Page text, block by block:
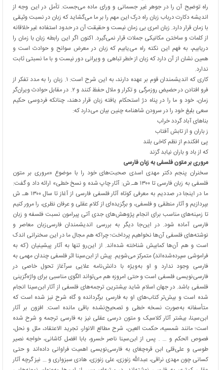
راه توضیح آن را در جوهر غیر جسمانی و ورای ماده می‌جست. تأمل در این وجه از
اندیشه دکارت درباب زبان راه درک این مهم را بر ما می‌گشاید که زبان در نسبت وثیقی
با زمان قرار دارد. زبان امری بی زمان نیست و حقیقت آن در حدود استفاده غیر خلاقانه
از کلمات و ساختن مکانیکی جملات قرار نمی‌گیرد. اکنون اگر این رابطه زبان با زمان را
دریابیم، به فهم این نکته راه می‌یابیم که زبان در معرض سوانح و حوادث است و
همین نشان از آن دارد که زبان از خطر تباهی و ویرانی دور نیست و با ما نسبتی ثابت
ندارد.
کاری که اندیشمندان قوم بر عهده دارند، به این شرح است: ۱. زبان را به مدد تفکر از
فرو افتادن در حضیض روزمرگی و تکرار و ملال حفظ کنند و ۲. در مقابل حوادث ویران‌گر
زمان، خود و ما را در پناه دژ استحکام یافته زبان قرار دهند، چنانکه فردوسی حکیم
سعی بلیغ خود را در سرودن شاهنامه چنین بیان می‌دارد که:
بناهای آباد گردد خراب
ز باران و از تابش آفتاب
پی افکندم از نظم کاخی بلند
که از باد و باران نیابد گزند
مروری بر متون فلسفی به زبان فارسی
سخنران پنجم دکتر مهدی اسدی صحبت‌های خود را با موضوع «مروری بر متون
فلسفی به زبان فارسی تا ۱۳۰۰ هـ.ش: آثار چاپ شده و نسخ خطی» ارائه داد و گفت:
ما در اینجا در صددیم به معرفی کوتاه آثار فلسفی فارسی از آغاز تا سال ۱۳۰۰ هـ ش
بپردازیم و آثار منطقی و فلسفی، و برگزیده‌ای از کلام عقلی و عرفان نظری، را مرور کنیم
تا زمینه‌های مناسب برای انجام پژوهش‌های جدی آتی پیرامون نسبت فلسفه و زبان
فارسی آماده شود. در این‌جا دیگر به بررسی اندیشمندان فارسی‌زبان معاصر و
نوشته‌های فلسفی آن‌ها نخواهیم پرداخت؛ چراکه هم مجال ما در این سخنرانی اندک
است و هم آن‌ها کمابیش شناخته شده‌اند. از این‌رو تنها به آثار پیشینیان (که به
فراموشی سپرده‌شده‌اند) متمرکز می‌شویم. پیش از ابن‌سینا اثر فلسفی چندان مهمی به
فارسی وجود ندارد و او به‌ویژه با دانش‌نامه علایی سرآغاز تحول خاصی در
فارسی‌نویسی فلسفی است و حتی امروزه هم می‌تواند الگوی مناسبی برای واژه‌گزینی
فلسفی باشد. در جهان اسلام شاید بیشترین ترجمه‌های فلسفی از آثار ابن‌سینا انجام
شده است و بیش‌تر کتاب‌های او به فارسی برگردانده و گاه شرح نیز شده است که
متأسفانه به‌صورت نسخه خطی و تصحیح‌نشده باقی مانده است. افزون بر آثار
ابن‌سینا، بیشتر آثار کلاسیک و متون درسی عقلی نیز به فارسی ترجمه و شرح شده
است؛ مانند شمسیه، حکمت العین، شرح مطالع الانوار، تجرید الاعتقاد، ملل و نحل،
فصوص الحکم و … . پس از ابن‌سینا ناصر خسرو، بابا افضل کاشانی، خواجه نصیر
طوسی و علی‌قلی ابن قره‌چغای به فارسی‌نویسی اهمیت فراوانی داده‌اند و حتی
کسانی چون مهدی نراقی، عبدالله زنوزی، علی زنوزی، هادی سبزواری و … نیز گرچه آثار